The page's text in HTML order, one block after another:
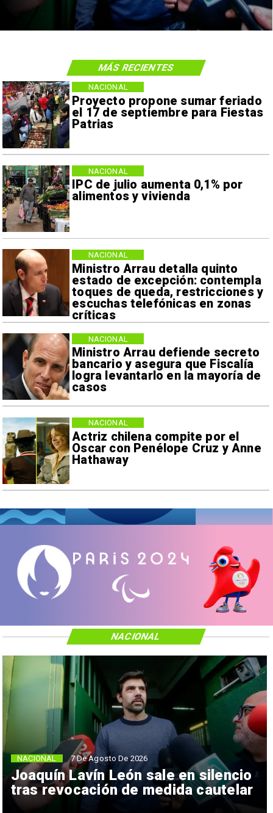
Proyecto propone sumar feriado
el 17 de septiembre para Fiestas
Patrias
NACIONAL
IPC de julio aumenta 0,1% por
alimentos y vivienda
NACIONAL
Ministro Arrau detalla quinto
estado de excepción: contempla
toques de queda, restricciones y
escuchas telefónicas en zonas
críticas
NACIONAL
Ministro Arrau defiende secreto
bancario y asegura que Fiscalía
logra levantarlo en la mayoría de
casos
NACIONAL
Actriz chilena compite por el
Oscar con Penélope Cruz y Anne
Hathaway
NACIONAL
MÁS RECIENTES
Joaquín Lavín León sale en silencio
tras revocación de medida cautelar
NACIONAL 7 De Agosto De 2026
NACIONAL